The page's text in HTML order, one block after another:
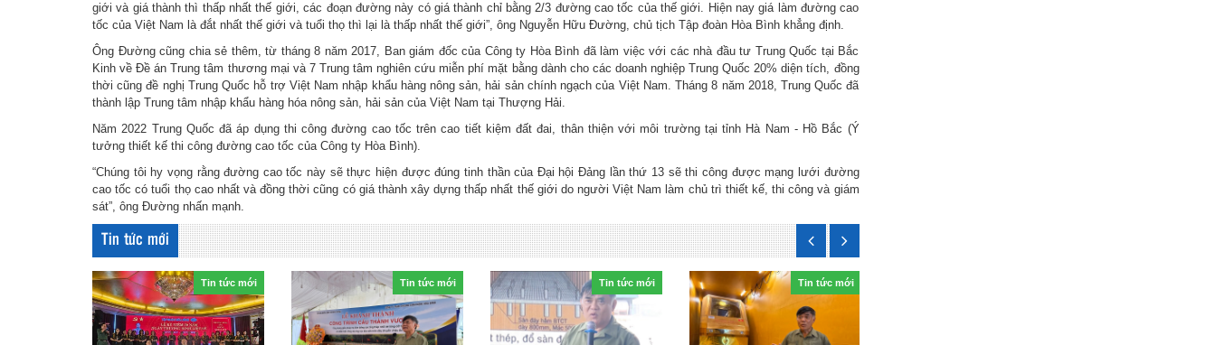
giới và giá thành thì thấp nhất thế giới, các đoạn đường này có giá thành chỉ bằng 2/3 đường cao tốc của thế giới. Hiện nay giá làm đường cao
tốc của Việt Nam là đắt nhất thế giới và tuổi thọ thì lại là thấp nhất thế giới”, ông Nguyễn Hữu Đường, chủ tịch Tập đoàn Hòa Bình khẳng định.
Ông Đường cũng chia sẻ thêm, từ tháng 8 năm 2017, Ban giám đốc của Công ty Hòa Bình đã làm việc với các nhà đầu tư Trung Quốc tại Bắc
Kinh về Đề án Trung tâm thương mại và 7 Trung tâm nghiên cứu miễn phí mặt bằng dành cho các doanh nghiệp Trung Quốc 20% diện tích, đồng
thời cũng đề nghị Trung Quốc hỗ trợ Việt Nam nhập khẩu hàng nông sản, hải sản chính ngạch của Việt Nam. Tháng 8 năm 2018, Trung Quốc đã
thành lập Trung tâm nhập khẩu hàng hóa nông sản, hải sản của Việt Nam tại Thượng Hải.
Năm 2022 Trung Quốc đã áp dụng thi công đường cao tốc trên cao tiết kiệm đất đai, thân thiện với môi trường tại tỉnh Hà Nam - Hồ Bắc (Ý
tưởng thiết kế thi công đường cao tốc của Công ty Hòa Bình).
“Chúng tôi hy vọng rằng đường cao tốc này sẽ thực hiện được đúng tinh thần của Đại hội Đảng lần thứ 13 sẽ thi công được mạng lưới đường
cao tốc có tuổi thọ cao nhất và đồng thời cũng có giá thành xây dựng thấp nhất thế giới do người Việt Nam làm chủ trì thiết kế, thi công và giám
sát”, ông Đường nhấn mạnh.
Tin tức mới
Tin tức mới Tin tức mới Tin tức mới Tin tức mới